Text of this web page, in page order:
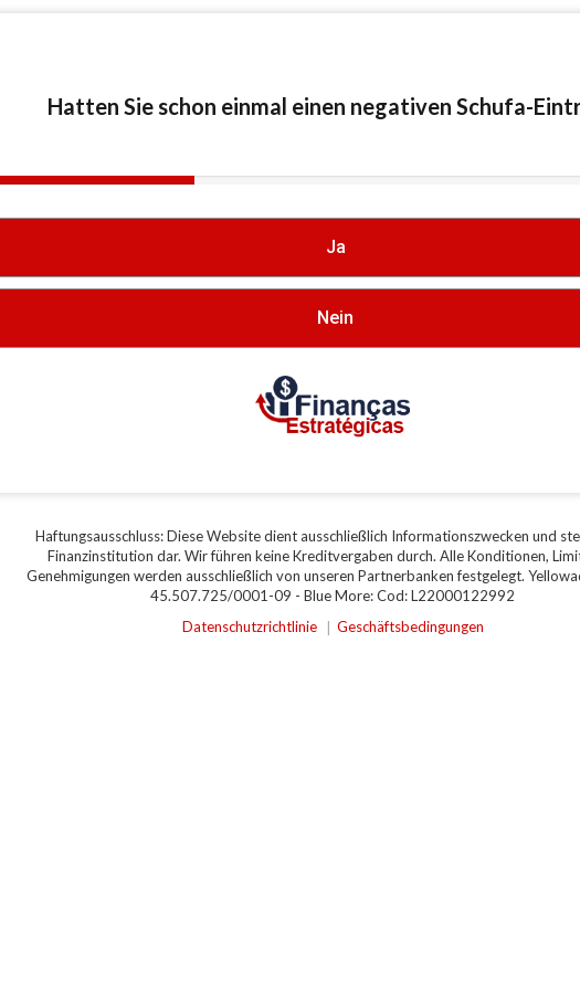
Hatten Sie schon einmal einen negativen Schufa-
40%
Ja
Nein
Haftungsausschluss: Diese Website dient ausschließlich Informationszwecken und
Finanzinstitution dar. Wir führen keine Kreditvergaben durch. Alle Konditionen,
Genehmigungen werden ausschließlich von unseren Partnerbanken festgelegt.
45.507.725/0001-09 - Blue More: Cod: L22000122992
Datenschutzrichtlinie
Geschäftsbedingungen